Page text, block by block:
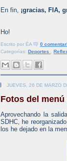
En fin, ¡gracias, FIA,
Ho!
Escrito por ÉA
0
Categorías: Deportes
JUEVES, 26 DE MARZO
Fotos del
Aprovechando la
SDHC, he
los he dejado en la